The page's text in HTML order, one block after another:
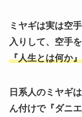
ミヤギは実は空
入りして、空手
『人生とは何か』
日系人のミヤギ
ん付けで『ダニ